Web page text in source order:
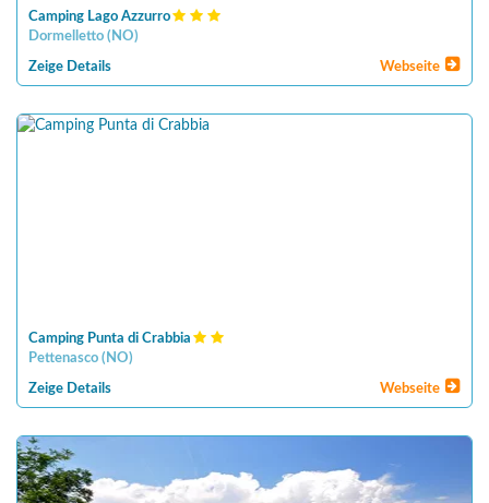
Camping Lago Azzurro
Dormelletto ( NO)
Zeige Details Webseite
Camping Punta di Crabbia
Pettenasco ( NO)
Zeige Details Webseite